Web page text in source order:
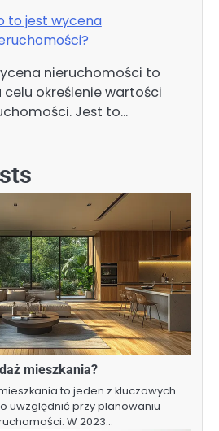
to jest wycena
nieruchomości to
określenie wartości
Jest to…
mieszkania?
to jeden z kluczowych
uwzględnić przy planowaniu
W 2023…